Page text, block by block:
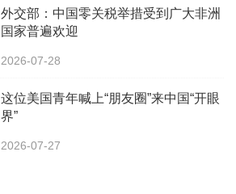
外交部：中国零关税举措受到广大非洲
国家普遍欢迎
2026-07-28
这位美国青年喊上“朋友圈”来中国“开眼
界”
2026-07-27